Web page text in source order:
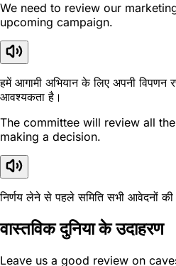
We need to review our
upcoming campaign.
हमें आगामी अभियान के लिए अपनी विपणन
आवश्यकता है।
The committee will review all
making a decision.
निर्णय लेने से पहले समिति सभी आवेदनों की
वास्तविक दुनिया के उदाहरण
Leave us a good review on